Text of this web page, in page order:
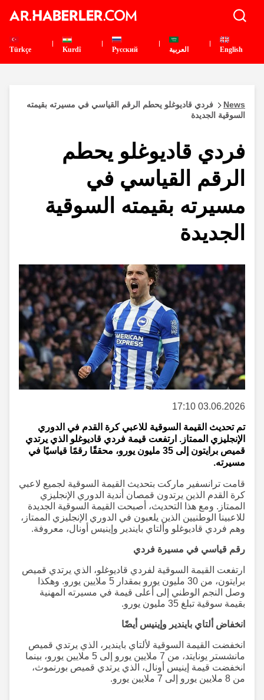
English العربية Pусский
Kurdî
Türkçe
News
فردي قاديوغلو يحطم الرقم القياسي في مسيرته بقيمته
السوقية الجديدة
فردي قاديوغلو يحطم
الرقم القياسي في
مسيرته بقيمته السوقية
الجديدة
03.06.2026 17:10
تم تحديث القيمة السوقية للاعبي كرة القدم في الدوري
الإنجليزي الممتاز. ارتفعت قيمة فردي قاديوغلو الذي يرتدي
قميص برايتون إلى 35 مليون يورو، محققًا رقمًا قياسيًا في
مسيرته.
قامت ترانسفير ماركت بتحديث القيمة السوقية لجميع لاعبي
كرة القدم الذين يرتدون قمصان أندية الدوري الإنجليزي
الممتاز. ومع هذا التحديث، أصبحت القيمة السوقية الجديدة
للاعبينا الوطنيين الذين يلعبون في الدوري الإنجليزي الممتاز،
وهم فردي قاديوغلو وألتاي بايندير وإينيس أونال، معروفة.
رقم قياسي في مسيرة فردي
ارتفعت القيمة السوقية لفردي قاديوغلو، الذي يرتدي قميص
برايتون، من 30 مليون يورو بمقدار 5 ملايين يورو. وهكذا
وصل النجم الوطني إلى أعلى قيمة في مسيرته المهنية
بقيمة سوقية تبلغ 35 مليون يورو.
انخفاض ألتاي بايندير وإينيس أيضًا
انخفضت القيمة السوقية لألتاي بايندير، الذي يرتدي قميص
مانشستر يونايتد، من 7 ملايين يورو إلى 5 ملايين يورو، بينما
انخفضت قيمة إينيس أونال، الذي يرتدي قميص بورنموث،
من 8 ملايين يورو إلى 7 ملايين يورو.